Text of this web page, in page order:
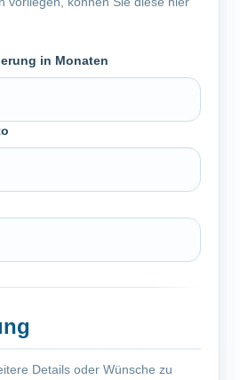
in Monaten
Details oder Wünsche zu